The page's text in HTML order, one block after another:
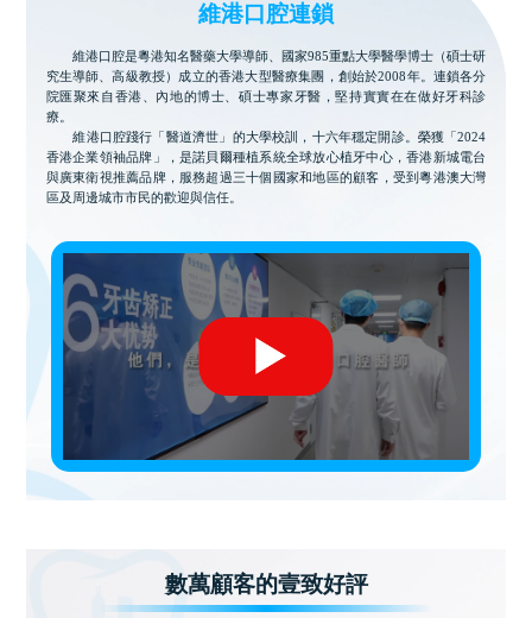
維港口腔連鎖
維港口腔是粵港知名醫藥大學導師、國家985重點大學醫學博士（碩士研
究生導師、高級教授）成立的香港大型醫療集團，創始於2008年。連鎖各分
院匯聚來自香港、內地的博士、碩士專家牙醫，堅持實實在在做好牙科診
療。
維港口腔踐行「醫道濟世」的大學校訓，十六年穩定開診。榮獲「2024
香港企業領袖品牌」，是諾貝爾種植系統全球放心植牙中心，香港新城電台
與廣東衛視推薦品牌，服務超過三十個國家和地區的顧客，受到粵港澳大灣
區及周邊城市市民的歡迎與信任。
數萬顧客的壹致好評